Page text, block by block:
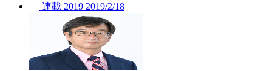
連載 2019 2019/2/18